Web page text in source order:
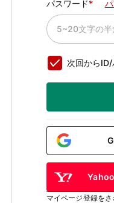
パスワード
次回から
マイページ登録を